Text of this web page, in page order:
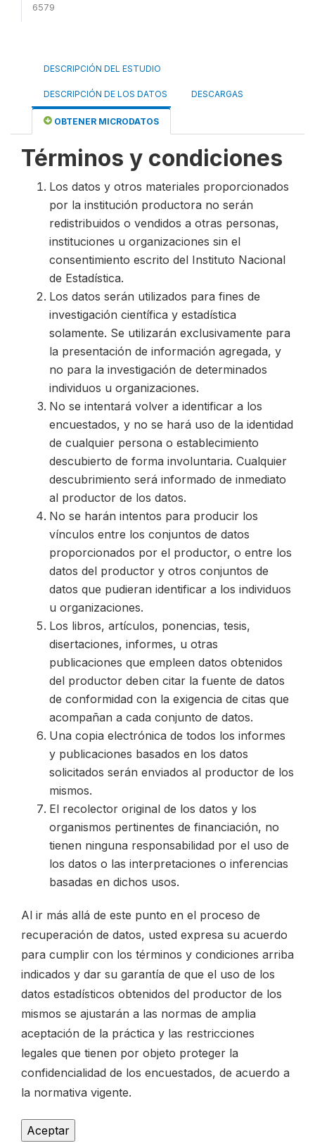
6579
DESCRIPCIÓN DEL ESTUDIO
DESCRIPCIÓN DE LOS DATOS DESCARGAS
OBTENER MICRODATOS
Términos y condiciones
Los datos y otros materiales proporcionados
por la institución productora no serán
redistribuidos o vendidos a otras personas,
instituciones u organizaciones sin el
consentimiento escrito del Instituto Nacional
de Estadística.
Los datos serán utilizados para fines de
investigación científica y estadística
solamente. Se utilizarán exclusivamente para
la presentación de información agregada, y
no para la investigación de determinados
individuos u organizaciones.
No se intentará volver a identificar a los
encuestados, y no se hará uso de la identidad
de cualquier persona o establecimiento
descubierto de forma involuntaria. Cualquier
descubrimiento será informado de inmediato
al productor de los datos.
No se harán intentos para producir los
vínculos entre los conjuntos de datos
proporcionados por el productor, o entre los
datos del productor y otros conjuntos de
datos que pudieran identificar a los individuos
u organizaciones.
Los libros, artículos, ponencias, tesis,
disertaciones, informes, u otras
publicaciones que empleen datos obtenidos
del productor deben citar la fuente de datos
de conformidad con la exigencia de citas que
acompañan a cada conjunto de datos.
Una copia electrónica de todos los informes
y publicaciones basados en los datos
solicitados serán enviados al productor de los
mismos.
El recolector original de los datos y los
organismos pertinentes de financiación, no
tienen ninguna responsabilidad por el uso de
los datos o las interpretaciones o inferencias
basadas en dichos usos.
Al ir más allá de este punto en el proceso de
recuperación de datos, usted expresa su acuerdo
para cumplir con los términos y condiciones arriba
indicados y dar su garantía de que el uso de los
datos estadísticos obtenidos del productor de los
mismos se ajustarán a las normas de amplia
aceptación de la práctica y las restricciones
legales que tienen por objeto proteger la
confidencialidad de los encuestados, de acuerdo a
la normativa vigente.